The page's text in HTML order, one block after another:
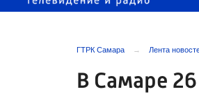
ГТРК Самара Лента
В Самаре 26